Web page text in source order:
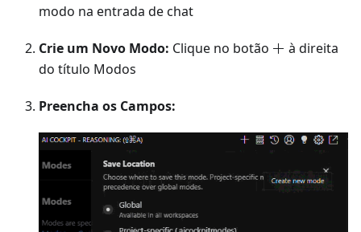
modo na entrada de chat
Crie um Novo Modo: Clique no botão
à direita
do título Modos
Preencha os Campos: